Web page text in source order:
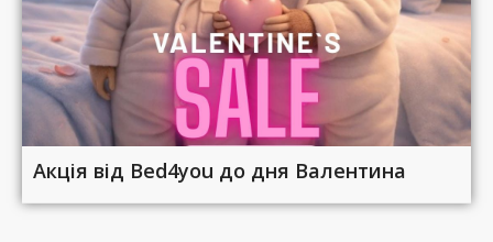
Акція від Bed4you до дня Валентина